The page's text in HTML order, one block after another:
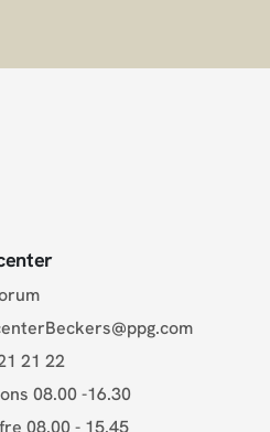
21 22
08.00 -16.30
08.00 - 15.45